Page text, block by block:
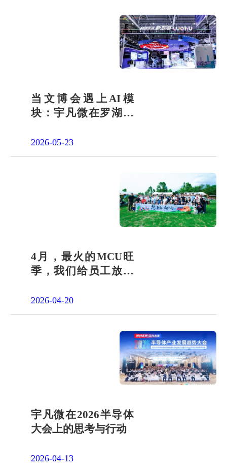
当文博会遇上AI模
块：宇凡微在罗湖展
答卷
2026-05-23
4月，最火的MCU旺
季，我们给员工放了
2026-04-20
宇凡微在2026半导体
大会上的思考与行动
2026-04-13